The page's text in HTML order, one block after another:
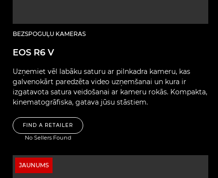
BEZSPOGUĻU KAMERAS
EOS R6 V
Uzņemiet vēl labāku saturu ar pilnkadra kameru, kas
galvenokārt paredzēta video uzņemšanai un kura ir
izgatavota satura veidošanai ar kameru rokās. Kompakta,
kinematogrāfiska, gatava jūsu stāstiem.
FIND A RETAILER
No Sellers Found
JAUNUMS